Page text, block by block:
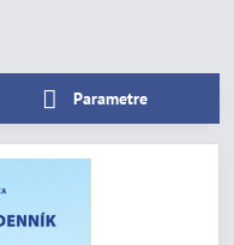
Parametre